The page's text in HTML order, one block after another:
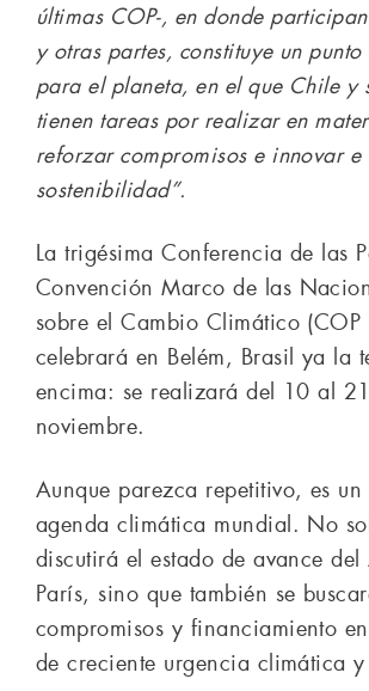
últimas COP-, en donde
y otras partes, constituye un
para el planeta, en el que Chile y
tienen tareas por realizar en
reforzar compromisos e innovar e
sostenibilidad”.
La trigésima Conferencia de las
Convención Marco de las
sobre el Cambio Climático
celebrará en Belém, Brasil ya la
encima: se realizará del 10 al
noviembre.
Aunque parezca repetitivo, es
agenda climática mundial. No
discutirá el estado de avance
París, sino que también se
compromisos y financiamiento
de creciente urgencia climática